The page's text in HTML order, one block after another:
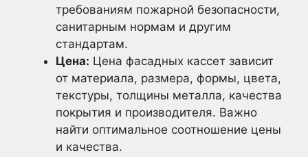
требованиям пожарной безопасности,
санитарным нормам и другим
стандартам.
Цена: Цена фасадных кассет зависит
от материала, размера, формы, цвета,
текстуры, толщины металла, качества
покрытия и производителя. Важно
найти оптимальное соотношение цены
и качества.